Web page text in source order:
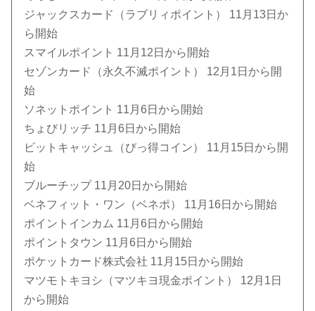
ジャックスカード（ラブリィポイント） 11月13日か
ら開始
スマイルポイント 11月12日から開始
セゾンカード（永久不滅ポイント） 12月1日から開
始
ソネットポイント 11月6日から開始
ちょびリッチ 11月6日から開始
ビットキャッシュ（びっ得コイン） 11月15日から開
始
ブルーチップ 11月20日から開始
ベネフィット・ワン（ベネポ） 11月16日から開始
ポイントインカム 11月6日から開始
ポイントタウン 11月6日から開始
ポケットカード株式会社 11月15日から開始
マツモトキヨシ（マツキヨ現金ポイント） 12月1日
から開始